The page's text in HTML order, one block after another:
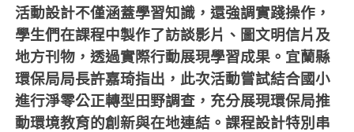
活動設計不僅涵蓋學習知識，還強調實踐操作，
學生們在課程中製作了訪談影片、圖文明信片及
地方刊物，透過實際行動展現學習成果。宜蘭縣
環保局局長許嘉琦指出，此次活動嘗試結合國小
進行淨零公正轉型田野調查，充分展現環保局推
動環境教育的創新與在地連結。課程設計特別串